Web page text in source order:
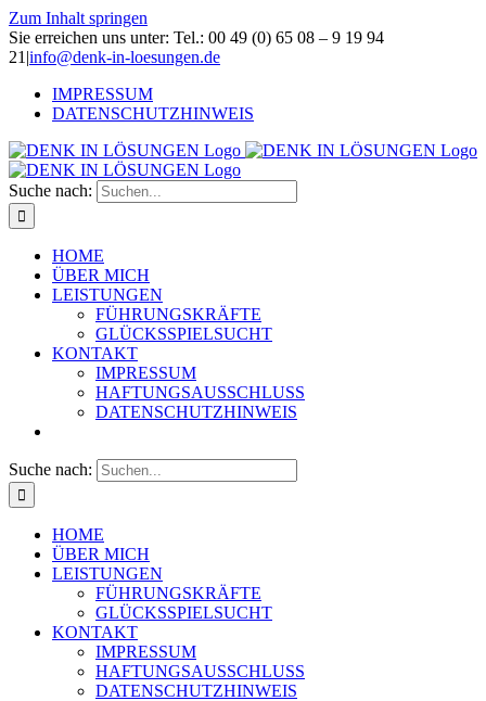
Zum Inhalt springen
Sie erreichen uns unter: Tel.: 00 49 (0) 65 08 – 9 19 94
21 |info@denk-in-loesungen.de
IMPRESSUM
DATENSCHUTZHINWEIS
Suche nach:
HOME
ÜBER MICH
LEISTUNGEN
FÜHRUNGSKRÄFTE
GLÜCKSSPIELSUCHT
KONTAKT
IMPRESSUM
HAFTUNGSAUSSCHLUSS
DATENSCHUTZHINWEIS
Suche nach:
HOME
ÜBER MICH
LEISTUNGEN
FÜHRUNGSKRÄFTE
GLÜCKSSPIELSUCHT
KONTAKT
IMPRESSUM
HAFTUNGSAUSSCHLUSS
DATENSCHUTZHINWEIS